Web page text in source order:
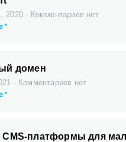
2020
Комментариев нет
"
домен
Комментариев нет
"
платформы для